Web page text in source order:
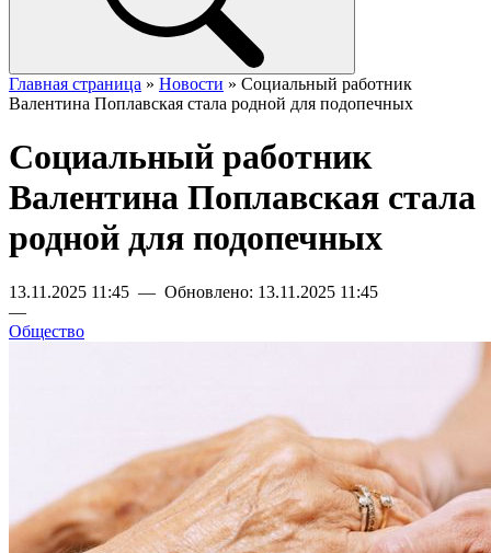
Главная страница » Новости » Социальный работник
Валентина Поплавская стала родной для подопечных
Социальный работник
Валентина Поплавская стала
родной для подопечных
13.11.2025 11:45 — Обновлено: 13.11.2025 11:45
—
Общество